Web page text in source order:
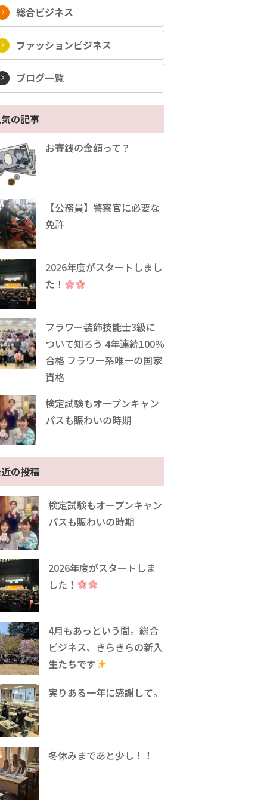
総合ビジネス
ファッションビジネス
ブログ一覧
の記事
お賽銭の金額って？
【公務員】警察官に必要な
免許
2026年度がスタートしまし
た！
フラワー装飾技能士3級に
ついて知ろう 4年連続100％
合格 フラワー系唯一の国家
資格
検定試験もオープンキャン
パスも賑わいの時期
の投稿
検定試験もオープンキャン
パスも賑わいの時期
2026年度がスタートしま
した！
4月もあっという間。総合
ビジネス、きらきらの新入
生たちです
実りある一年に感謝して。
冬休みまであと少し！！